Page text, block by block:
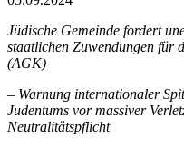
Jüdische Gemeinde fordert
staatlichen Zuwendungen für
(AGK)
– Warnung internationaler
Judentums vor massiver
Neutralitätspflicht